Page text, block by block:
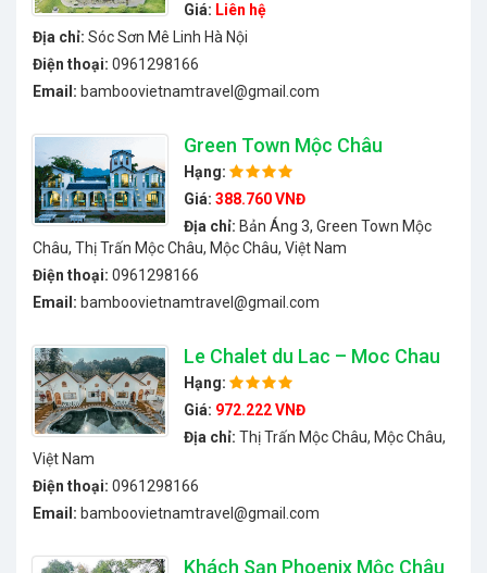
Giá: Liên hệ
Địa chỉ: Sóc Sơn Mê Linh Hà Nội
Điện thoại: 0961298166
Email: bamboovietnamtravel@gmail.com
Green Town Mộc Châu
Hạng:
Giá:388.760 VNĐ
Địa chỉ: Bản Áng 3, Green Town Mộc
Châu, Thị Trấn Mộc Châu, Mộc Châu, Việt Nam
Điện thoại: 0961298166
Email: bamboovietnamtravel@gmail.com
Le Chalet du Lac – Moc Chau
Hạng:
Giá: 972.222 VNĐ
Địa chỉ:Thị Trấn Mộc Châu, Mộc Châu,
Việt Nam
Điện thoại: 0961298166
Email: bamboovietnamtravel@gmail.com
Khách Sạn Phoenix Mộc Châu